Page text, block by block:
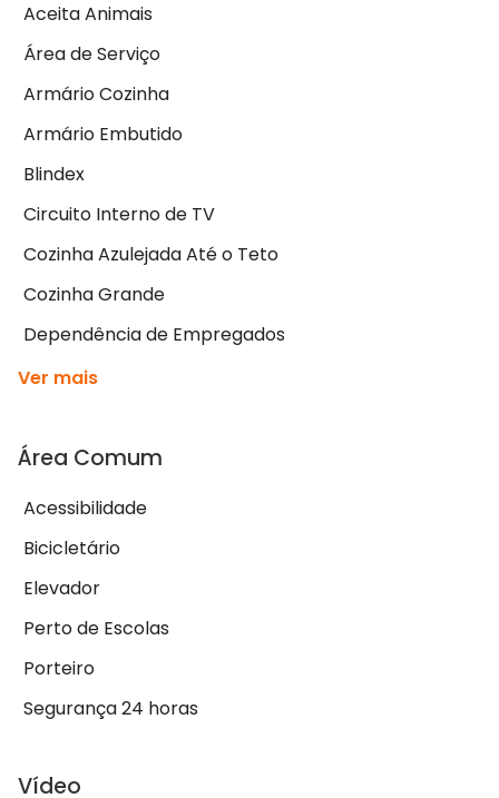
Aceita Animais
Área de Serviço
Armário Cozinha
Armário Embutido
Blindex
Circuito Interno de TV
Cozinha Azulejada Até o Teto
Cozinha Grande
Dependência de Empregados
Ver mais
Área Comum
Acessibilidade
Bicicletário
Elevador
Perto de Escolas
Porteiro
Segurança 24 horas
Vídeo